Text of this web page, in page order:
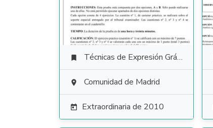
 Técnicas de Expresión Gráfico Plástica
 Comunidad de Madrid
 Extraordinaria de 2010